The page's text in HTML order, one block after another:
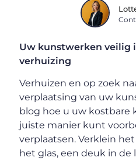
Uw kunstwerken veilig
verhuizing
Verhuizen en op zoek
verplaatsing van uw
blog hoe u uw kostbare
juiste manier kunt
verplaatsen. Verklein
het glas, een deuk in de